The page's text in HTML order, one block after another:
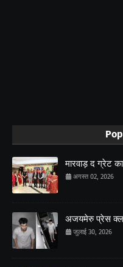
मारवाड़ द ग्रेट
अगस्त 02, 2026
अजयमेरु प्रेस
जुलाई 30, 2026